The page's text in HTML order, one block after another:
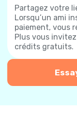
Partagez votre
Lorsqu’un ami
paiement, vous
Plus vous
crédits gratuits.